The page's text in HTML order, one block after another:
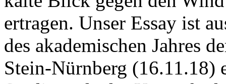
ertragen. Unser Essay ist
des akademischen Jahres
Stein-Nürnberg (16.11.18)